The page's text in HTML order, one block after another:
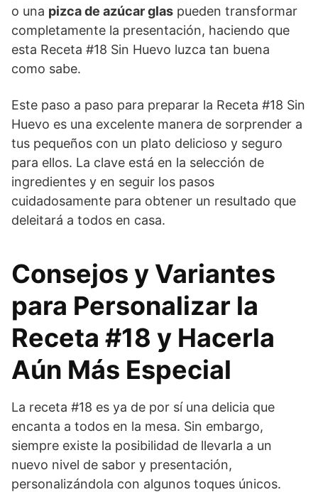
o una pizca de azúcar glas pueden transformar
completamente la presentación, haciendo que
esta Receta #18 Sin Huevo luzca tan buena
como sabe.
Este paso a paso para preparar la Receta #18 Sin
Huevo es una excelente manera de sorprender a
tus pequeños con un plato delicioso y seguro
para ellos. La clave está en la selección de
ingredientes y en seguir los pasos
cuidadosamente para obtener un resultado que
deleitará a todos en casa.
Consejos y Variantes
para Personalizar la
Receta #18 y Hacerla
Aún Más Especial
La receta #18 es ya de por sí una delicia que
encanta a todos en la mesa. Sin embargo,
siempre existe la posibilidad de llevarla a un
nuevo nivel de sabor y presentación,
personalizándola con algunos toques únicos.